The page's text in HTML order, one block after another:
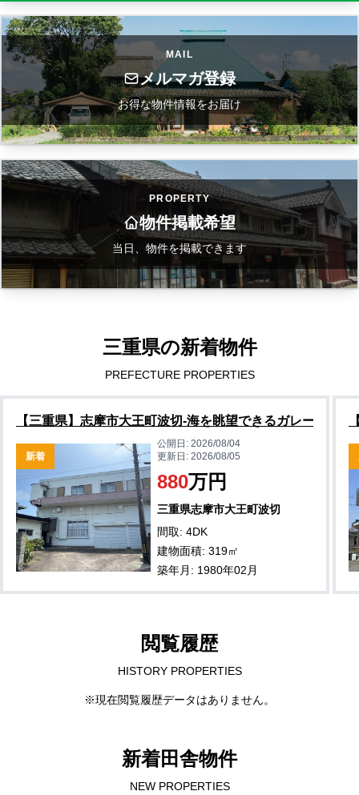
MAIL
メルマガ登録
お得な物件情報をお届け
PROPERTY
物件掲載希望
当日、物件を掲載できます
三重県の新着物件
PREFECTURE PROPERTIES
【三重県】志摩市大王町波切-海を眺望できるガレージハ
新着
公開日:2026/08/04
更新日:2026/08/05
880万円
三重県志摩市大王町波切
間取: 4DK
建物面積: 319㎡
築年月: 1980年02月
閲覧履歴
HISTORY PROPERTIES
※現在閲覧履歴データはありません。
新着田舎物件
NEW PROPERTIES